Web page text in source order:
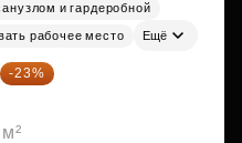
и гардеробной
рабочее место Ещё
-23%